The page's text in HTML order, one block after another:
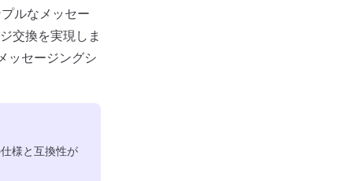
ルなメッセー
交換を実現しま
ッセージングシ
様と互換性が